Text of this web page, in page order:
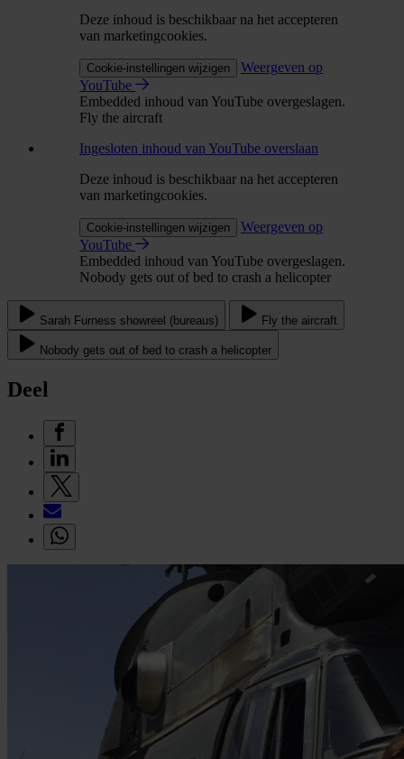
Deze inhoud is beschikbaar na het accepteren
van marketingcookies.
Cookie-instellingen wijzigen
Weergeven op
YouTube
Embedded inhoud van YouTube overgeslagen.
Fly the aircraft
Ingesloten inhoud van YouTube overslaan
Deze inhoud is beschikbaar na het accepteren
van marketingcookies.
Cookie-instellingen wijzigen
Weergeven op
YouTube
Embedded inhoud van YouTube overgeslagen.
Nobody gets out of bed to crash a helicopter
Sarah Furness showreel (bureaus) Fly the aircraft
Nobody gets out of bed to crash a helicopter
Deel